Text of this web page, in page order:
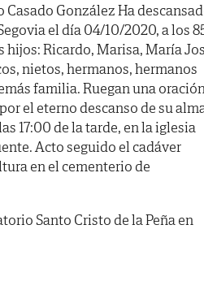
Casado González Ha
el día 04/10/2020, a los
hijos: Ricardo, Marisa, María
nietos, hermanos, hermanos
familia. Ruegan una
el eterno descanso de su
17:00 de la tarde, en la iglesia
Acto seguido el cadáver
en el cementerio de
Santo Cristo de la Peña en